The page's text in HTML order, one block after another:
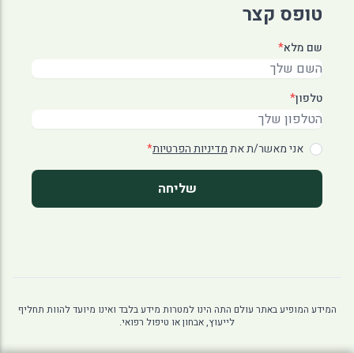
טופס קצר
שם מלא*
טלפון*
אני מאשר/ת אתמדיניות הפרטיות*
שליחה
המידע המופיע באתר עולם התה הינו למטרות מידע בלבד ואינו מיועד להוות תחליף
לייעוץ, אבחון או טיפול רפואי.